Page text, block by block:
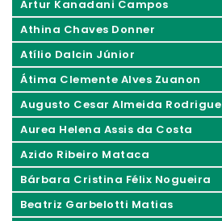
Artur Kanadani Campos
Athina Chaves Donner
Atílio Dalcin Júnior
Átima Clemente Alves Zuanon
Augusto Cesar Almeida
Aurea Helena Assis da Costa
Azido Ribeiro Mataca
Bárbara Cristina Félix Nogueira
Beatriz Garbelotti Matias